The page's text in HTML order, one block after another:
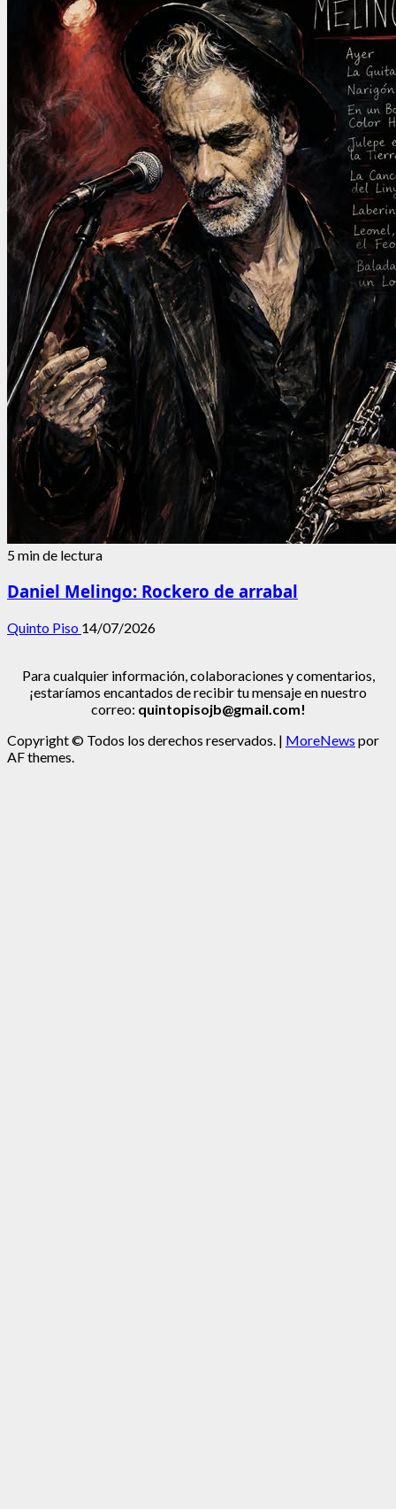
5 min de lectura
Daniel Melingo: Rockero de arrabal
Quinto Piso 14/07/2026
Para cualquier información, colaboraciones y comentarios,
¡estaríamos encantados de recibir tu mensaje en nuestro
correo: quintopisojb@gmail.com!
Copyright © Todos los derechos reservados. | MoreNews por
AF themes.